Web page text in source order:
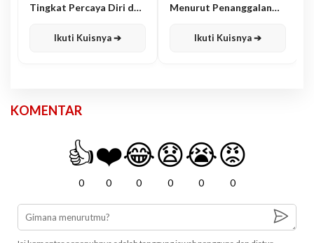
Tingkat Percaya Diri dan
Ikuti Kuisnya ➔
Menurut Penanggalan
Ikuti Kuisnya ➔
KOMENTAR
👍
0
❤️
0
😂
0
😧
0
😭
0
😡
0